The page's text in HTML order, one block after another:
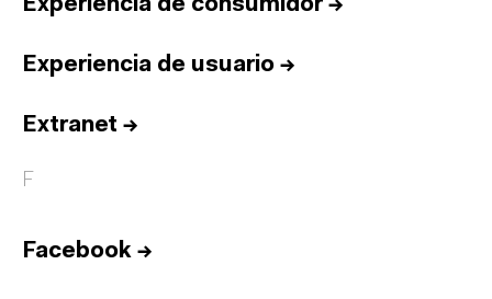
Experiencia de consumidor →
Experiencia de usuario →
Extranet →
F
Facebook →